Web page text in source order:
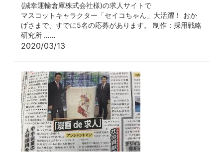
(誠幸運輸倉庫株式会社様)の求人サイトで
マスコットキャラクター「セイコちゃん」大活躍！ おか
げさまで、すでに5名の応募があります。 制作：採用戦略
研究所 ……
2020/03/13